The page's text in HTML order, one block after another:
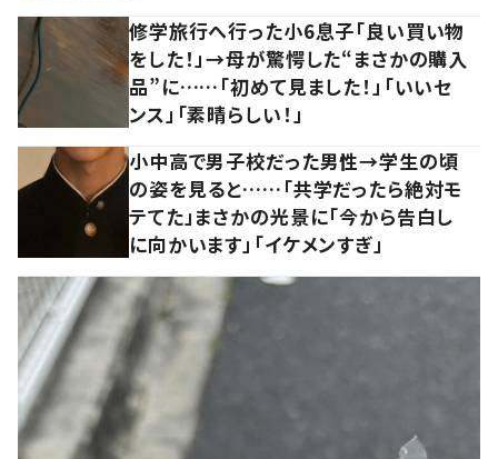
修学旅行へ行った小6息子「良い買い物
をした！」→母が驚愕した“まさかの購入
品”に……「初めて見ました！」「いいセ
ンス」「素晴らしい！」
小中高で男子校だった男性→学生の頃
の姿を見ると……「共学だったら絶対モ
テてた」まさかの光景に「今から告白し
に向かいます」「イケメンすぎ」